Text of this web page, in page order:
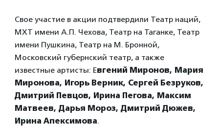
Свое участие в акции подтвердили Театр наций,
МХТ имени А.П. Чехова, Театр на Таганке, Театр
имени Пушкина, Театр на М. Бронной,
Московский губернский театр, а также
известные артисты: Евгений Миронов, Мария
Миронова, Игорь Верник, Сергей Безруков,
Дмитрий Певцов, Ирина Пегова, Максим
Матвеев, Дарья Мороз, Дмитрий Дюжев,
Ирина Апексимова.